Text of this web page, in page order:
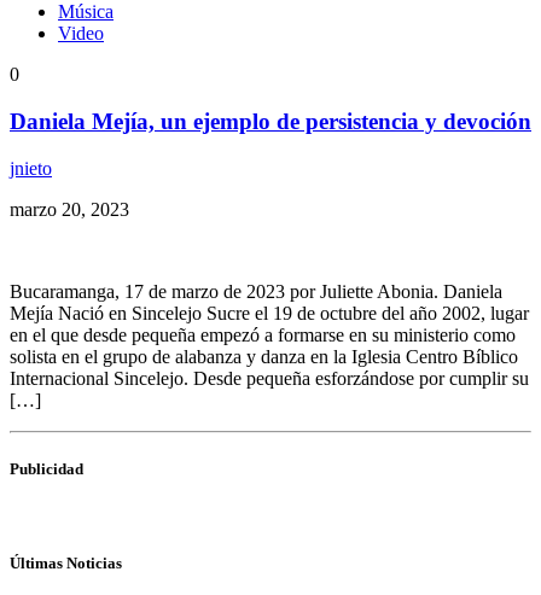
Música
Video
0
Daniela Mejía, un ejemplo de persistencia y devoción
jnieto
marzo 20, 2023
Bucaramanga, 17 de marzo de 2023 por Juliette Abonia. Daniela
Mejía Nació en Sincelejo Sucre el 19 de octubre del año 2002, lugar
en el que desde pequeña empezó a formarse en su ministerio como
solista en el grupo de alabanza y danza en la Iglesia Centro Bíblico
Internacional Sincelejo. Desde pequeña esforzándose por cumplir su
[…]
Publicidad
Últimas Noticias